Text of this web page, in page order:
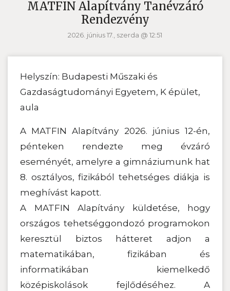
MATFIN Alapítvány Tanévzáró
Rendezvény
2026. június 17., szerda @ 12:51
Helyszín: Budapesti Műszaki és
Gazdaságtudományi Egyetem, K épület,
aula
A MATFIN Alapítvány 2026. június 12-én,
pénteken rendezte meg évzáró
eseményét, amelyre a gimnáziumunk hat
8. osztályos, fizikából tehetséges diákja is
meghívást kapott.
A MATFIN Alapítvány küldetése, hogy
országos tehetséggondozó programokon
keresztül biztos hátteret adjon a
matematikában, fizikában és
informatikában kiemelkedő
középiskolások fejlődéséhez. A